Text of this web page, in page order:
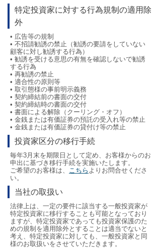
特定投資家に対する行為規制の適用除
外
• 広告等の規制
• 不招請勧誘の禁止（勧誘の要請をしていない
顧客に対し勧誘する行為）
• 勧誘を受ける意思の有無を確認しないで勧誘
する行為
• 再勧誘の禁止
• 適合性の原則等
• 取引態様の事前明示義務
• 契約締結前の書面の交付
• 契約締結時の書面の交付
• 書面による解除（クーリング・オフ）
• 金銭または有価証券の預託の受入れ等の禁止
• 金銭または有価証券の貸付け等の禁止
投資家区分の移行手続
毎年3月末を期限日として定め、お客様からのお
申出に基づき移行手続を実施いたします。
ご希望のお客様は、 こちら よりお問合せくださ
い。
当社の取扱い
法律上は、一定の要件に該当する一般投資家が
特定投資家に移行することも可能となっており
ますが、特定投資家であっても投資家保護のた
めの規制を適用除外とすることは適当でないと
考え、特定投資家に対しても、一般投資家と同
様のお取扱いをさせていただきます。